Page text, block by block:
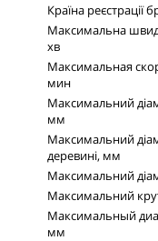
Країна реєстрації
Максимальна
хв
Максимальная
мин
Максимальний
мм
Максимальний
деревині, мм
Максимальний
Максимальний
Максимальный
мм